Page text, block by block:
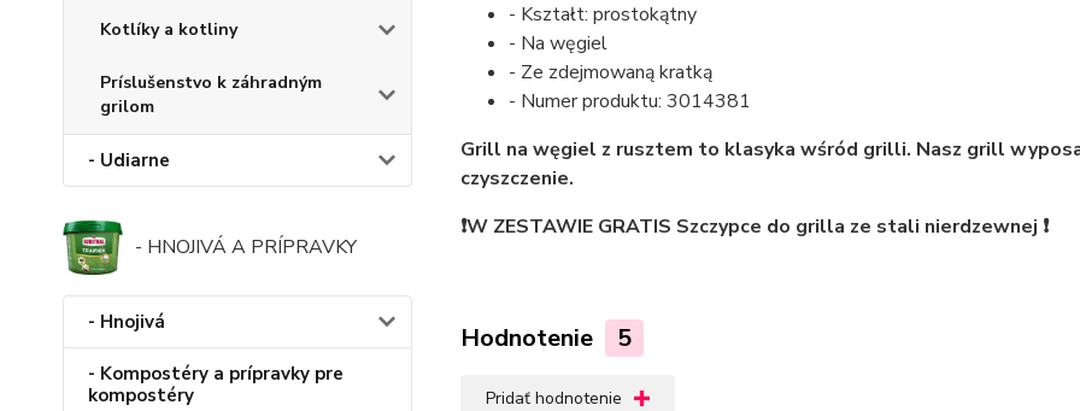
Kotlíky a kotliny
Príslušenstvo k záhradným
grilom
- Udiarne
- HNOJIVÁ A PRÍPRAVKY
- Hnojivá
- Kompostéry a prípravky pre
kompostéry
- Kształt: prostokątny
- Na węgiel
- Ze zdejmowaną kratką
- Numer produktu: 3014381
Grill na węgiel z rusztem to klasyka wśród grilli. Nasz grill
czyszczenie.
❗W ZESTAWIE GRATIS Szczypce do grilla ze stali nierdzewnej ❗
Hodnotenie 5
Pridať hodnotenie